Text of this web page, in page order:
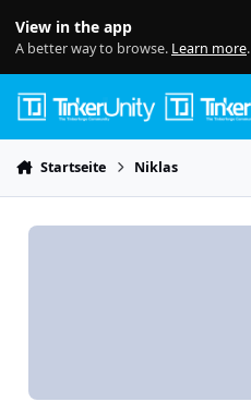
View in the app
A better way to browse. Learn more.
Startseite Niklas